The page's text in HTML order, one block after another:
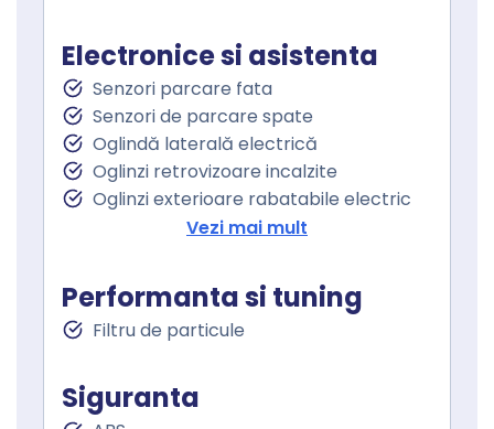
Keyless go
Pornire motor Keyless
Senzor ploaie
Parbriz incalzit
Geamuri fata electrice
Geamuri spate electrice
Electronice si asistenta
Senzori parcare fata
Senzori de parcare spate
Oglindă laterală electrică
Oglinzi retrovizoare incalzite
Oglinzi exterioare rabatabile electric
Asistenta la franare
Controlul tractiunii
Lumini de zi
Proiectoare ceata
Stopuri LED
Vezi mai mult
Performanta si tuning
Filtru de particule
Siguranta